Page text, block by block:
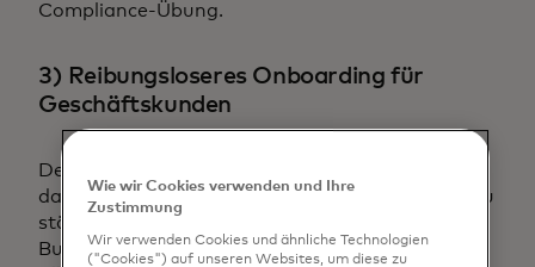
Compliance-Übung.
3) Reibungsloseres Onboarding für
Geschäftskunden
Der CDR hat zuvor Änderungen erlebt, die
darauf abzielen, die Unternehmensbeteiligung zu
stärken, insbesondere die Einführung der
Business Consumer Disclosure Consent (BCDC).
Wie wir Cookies verwenden und Ihre
Zustimmung
Wir verwenden Cookies und ähnliche Technologien
("Cookies") auf unseren Websites, um diese zu